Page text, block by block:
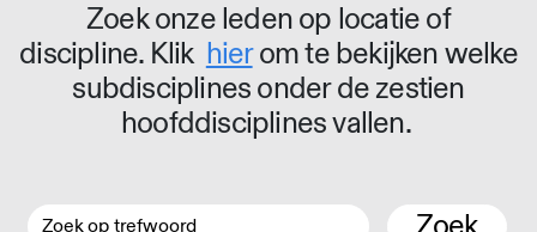
Zoek onze leden op locatie of
discipline. Klik hierom te bekijken welke
subdisciplines onder de zestien
hoofddisciplines vallen.